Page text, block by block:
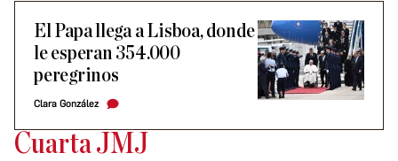
El Papa llega a Lisboa, donde
le esperan 354.000
peregrinos
Clara González
Cuarta JMJ